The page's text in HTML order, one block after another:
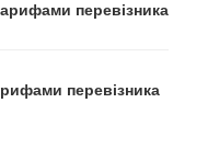
перевізника
перевізника